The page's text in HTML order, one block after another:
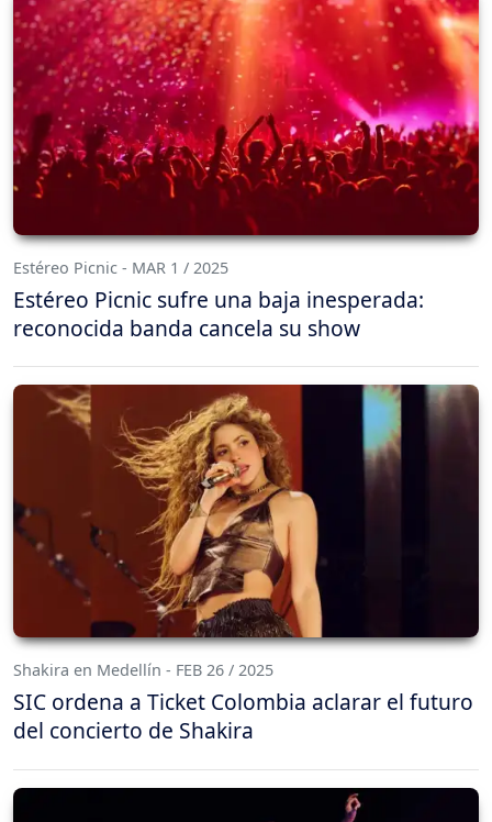
Estéreo Picnic - MAR 1 / 2025
Estéreo Picnic sufre una baja inesperada:
reconocida banda cancela su show
Shakira en Medellín - FEB 26 / 2025
SIC ordena a Ticket Colombia aclarar el futuro
del concierto de Shakira